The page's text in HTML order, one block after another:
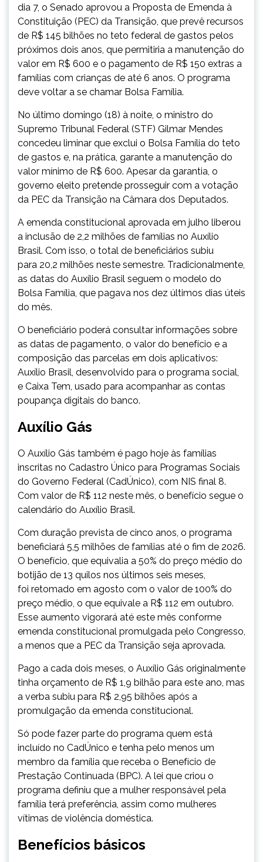
dia 7, o Senado aprovou a Proposta de Emenda à
Constituição (PEC) da Transição, que prevê recursos
de R$ 145 bilhões no teto federal de gastos pelos
próximos dois anos, que permitiria a manutenção do
valor em R$ 600 e o pagamento de R$ 150 extras a
famílias com crianças de até 6 anos. O programa
deve voltar a se chamar Bolsa Família.
No último domingo (18) à noite, o ministro do
Supremo Tribunal Federal (STF) Gilmar Mendes
concedeu liminar que exclui o Bolsa Família do teto
de gastos e, na prática, garante a manutenção do
valor mínimo de R$ 600. Apesar da garantia, o
governo eleito pretende prosseguir com a votação
da PEC da Transição na Câmara dos Deputados.
A emenda constitucional aprovada em julho liberou
a inclusão de 2,2 milhões de famílias no Auxílio
Brasil. Com isso, o total de beneficiários subiu
para 20,2 milhões neste semestre. Tradicionalmente,
as datas do Auxílio Brasil seguem o modelo do
Bolsa Família, que pagava nos dez últimos dias úteis
do mês.
O beneficiário poderá consultar informações sobre
as datas de pagamento, o valor do benefício e a
composição das parcelas em dois aplicativos:
Auxílio Brasil, desenvolvido para o programa social,
e Caixa Tem, usado para acompanhar as contas
poupança digitais do banco.
Auxílio Gás
O Auxílio Gás também é pago hoje às famílias
inscritas no Cadastro Único para Programas Sociais
do Governo Federal (CadÚnico), com NIS final 8.
Com valor de R$ 112 neste mês, o benefício segue o
calendário do Auxílio Brasil.
Com duração prevista de cinco anos, o programa
beneficiará 5,5 milhões de famílias até o fim de 2026.
O benefício, que equivalia a 50% do preço médio do
botijão de 13 quilos nos últimos seis meses,
foi retomado em agosto com o valor de 100% do
preço médio, o que equivale a R$ 112 em outubro.
Esse aumento vigorará até este mês conforme
emenda constitucional promulgada pelo Congresso,
a menos que a PEC da Transição seja aprovada.
Pago a cada dois meses, o Auxílio Gás originalmente
tinha orçamento de R$ 1,9 bilhão para este ano, mas
a verba subiu para R$ 2,95 bilhões após a
promulgação da emenda constitucional.
Só pode fazer parte do programa quem está
incluído no CadÚnico e tenha pelo menos um
membro da família que receba o Benefício de
Prestação Continuada (BPC). A lei que criou o
programa definiu que a mulher responsável pela
família terá preferência, assim como mulheres
vítimas de violência doméstica.
Benefícios básicos